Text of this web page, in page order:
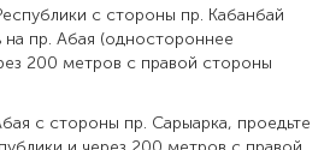
с стороны пр. Кабанбай
на пр. Абая (одностороннее
200 метров с правой стороны
с стороны пр. Сарыарка, проедьте